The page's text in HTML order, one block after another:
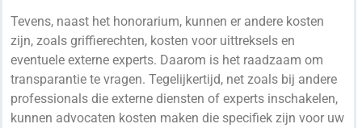
Tevens, naast het honorarium, kunnen er andere kosten
zijn, zoals griffierechten, kosten voor uittreksels en
eventuele externe experts. Daarom is het raadzaam om
transparantie te vragen. Tegelijkertijd, net zoals bij andere
professionals die externe diensten of experts inschakelen,
kunnen advocaten kosten maken die specifiek zijn voor uw